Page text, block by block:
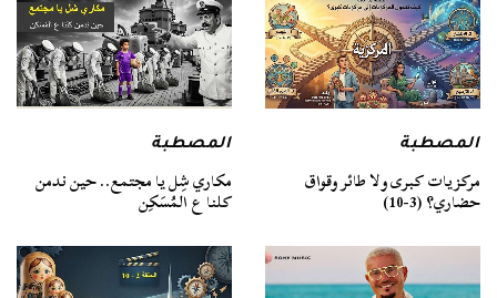
المصطبة
مركزيات كبرى ولا طائر وقواق
حضاري؟ (3-10)
المصطبة
مكاري شِل يا مجتمع.. حين ندمن
كلنا ع المُسَكِن